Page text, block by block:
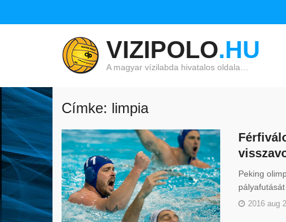
VIZIPOLO.HU
A magyar vízilabda hivatalos oldala…
Címke: limpia
Peking
2016 aug